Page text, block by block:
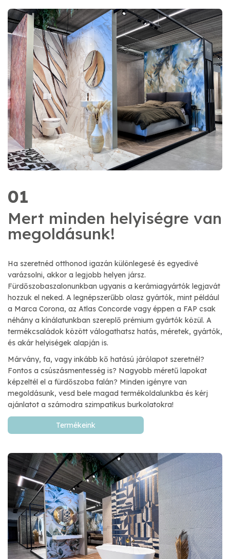
01
Mert minden helyiségre van
megoldásunk!
Ha szeretnéd otthonod igazán különlegesé és egyedivé
varázsolni, akkor a legjobb helyen jársz.
Fürdőszobaszalonunkban ugyanis a kerámiagyártók legjavát
hozzuk el neked. A legnépszerűbb olasz gyártók, mint például
a Marca Corona, az Atlas Concorde vagy éppen a FAP csak
néhány a kínálatunkban szereplő prémium gyártók közül. A
termékcsaládok között válogathatsz hatás, méretek, gyártók,
és akár helyiségek alapján is.
Márvány, fa, vagy inkább kő hatású járólapot szeretnél?
Fontos a csúszásmentesség is? Nagyobb méretű lapokat
képzeltél el a fürdőszoba falán? Minden igényre van
megoldásunk, vesd bele magad termékoldalunkba és kérj
ajánlatot a számodra szimpatikus burkolatokra!
Termékeink